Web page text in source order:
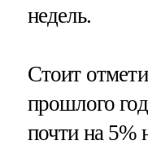
недель.
Стоит
прошлого
почти на 5%